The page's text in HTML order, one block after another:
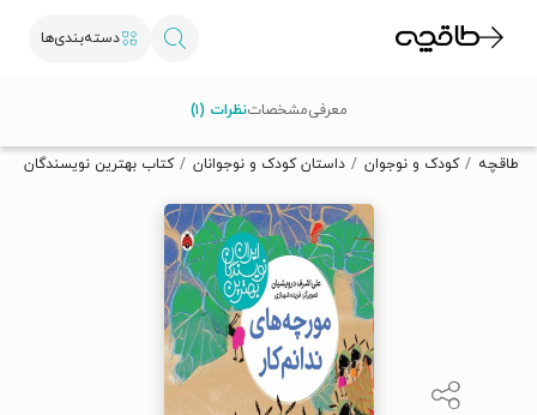
دسته‌بندی‌ها
تخفیف از طاقچه دریافت کن.
طاقچه کودک و نوجوان داستان کودک و نوجوانان کتاب بهترین نویسندگان
معرفیمشخصاتنظرات (۱)